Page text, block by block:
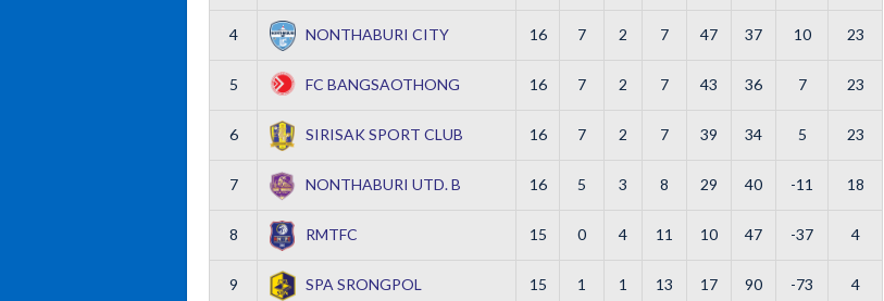
4 NONTHABURI CITY 16 7 2 7 47 37 10 23
5 FC BANGSAOTHONG 16 7 2 7 43 36 7 23
6 SIRISAK SPORT CLUB 16 7 2 7 39 34 5 23
7 NONTHABURI UTD. B 16 5 3 8 29 40 -11 18
8 RMTFC 15 0 4 11 10 47 -37 4
9 SPA SRONGPOL 15 1 1 13 17 90 -73 4